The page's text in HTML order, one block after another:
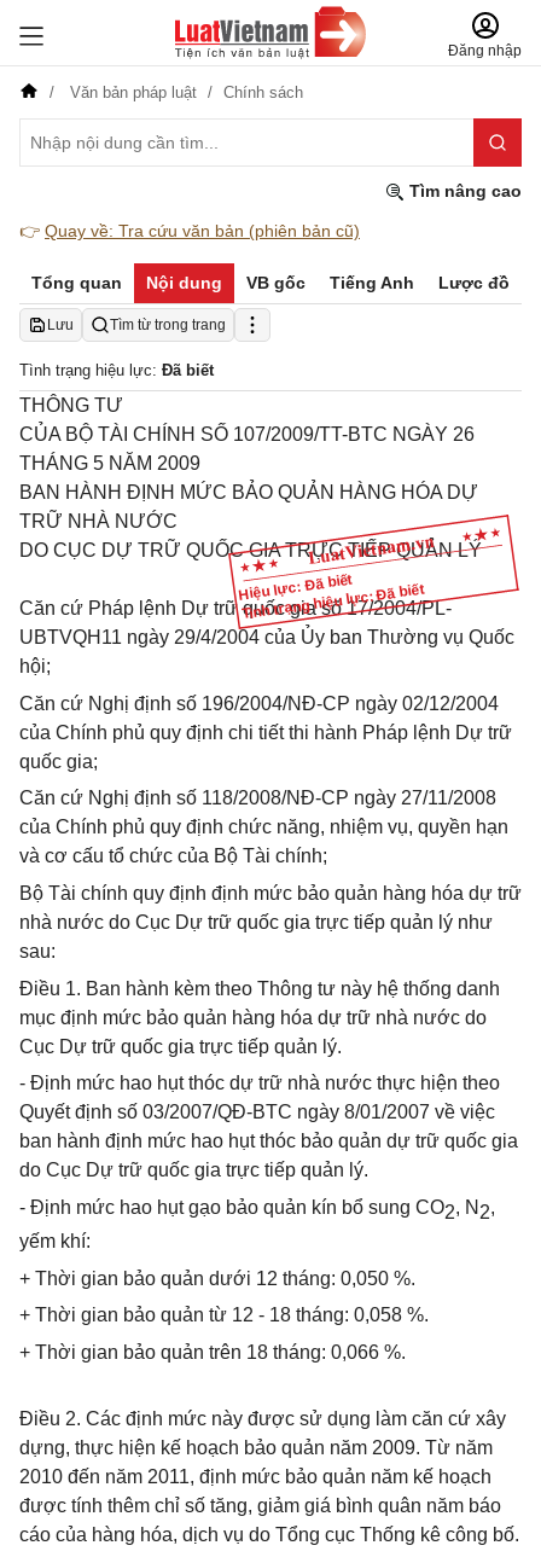
Đăng nhập
Văn bản pháp luật Chính sách
Tìm nâng cao
👉 Quay về: Tra cứu văn bản (phiên bản cũ)
Tổng quan Nội dung VB gốc Tiếng Anh Lược đồ
Lưu Tìm từ trong trang
Tình trạng hiệu lực: Đã biết
Hiệu lực: Đã biết
Tình trạng hiệu lực: Đã biết
THÔNG TƯ
CỦA BỘ TÀI CHÍNH SỐ 107/2009/TT-BTC NGÀY 26
THÁNG 5 NĂM 2009
BAN HÀNH ĐỊNH MỨC BẢO QUẢN HÀNG HÓA DỰ
TRỮ NHÀ NƯỚC
DO CỤC DỰ TRỮ QUỐC GIA TRỰC TIẾP QUẢN LÝ
Căn cứ Pháp lệnh Dự trữ quốc gia số 17/2004/PL-
UBTVQH11 ngày 29/4/2004 của Ủy ban Thường vụ Quốc
hội;
Căn cứ Nghị định số 196/2004/NĐ-CP ngày 02/12/2004
của Chính phủ quy định chi tiết thi hành Pháp lệnh Dự trữ
quốc gia;
Căn cứ Nghị định số 118/2008/NĐ-CP ngày 27/11/2008
của Chính phủ quy định chức năng, nhiệm vụ, quyền hạn
và cơ cấu tổ chức của Bộ Tài chính;
Bộ Tài chính quy định định mức bảo quản hàng hóa dự trữ
nhà nước do Cục Dự trữ quốc gia trực tiếp quản lý như
sau:
Điều 1. Ban hành kèm theo Thông tư này hệ thống danh
mục định mức bảo quản hàng hóa dự trữ nhà nước do
Cục Dự trữ quốc gia trực tiếp quản lý.
- Định mức hao hụt thóc dự trữ nhà nước thực hiện theo
Quyết định số 03/2007/QĐ-BTC ngày 8/01/2007 về việc
ban hành định mức hao hụt thóc bảo quản dự trữ quốc gia
do Cục Dự trữ quốc gia trực tiếp quản lý.
- Định mức hao hụt gạo bảo quản kín bổ sung CO2, N 2,
yếm khí:
+ Thời gian bảo quản dưới 12 tháng: 0,050 %.
+ Thời gian bảo quản từ 12 - 18 tháng: 0,058 %.
+ Thời gian bảo quản trên 18 tháng: 0,066 %.
Điều 2. Các định mức này được sử dụng làm căn cứ xây
dựng, thực hiện kế hoạch bảo quản năm 2009. Từ năm
2010 đến năm 2011, định mức bảo quản năm kế hoạch
được tính thêm chỉ số tăng, giảm giá bình quân năm báo
cáo của hàng hóa, dịch vụ do Tổng cục Thống kê công bố.